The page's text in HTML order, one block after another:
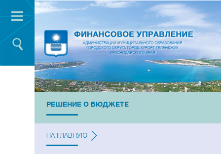
РЕШЕНИЕ О БЮДЖЕТЕ
НА ГЛАВНУЮ